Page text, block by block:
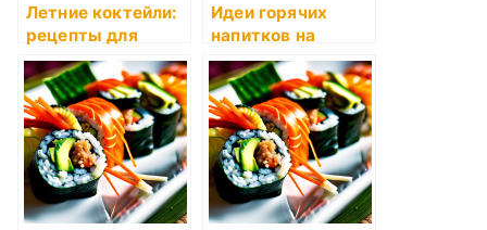
Летние коктейли:
рецепты для
знойных дней
Идеи горячих
напитков на
праздники